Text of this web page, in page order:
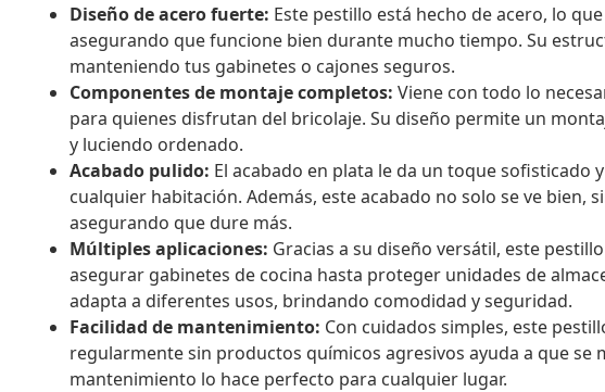
Diseño de acero fuerte: Este pestillo está hecho de acero, lo
asegurando que funcione bien durante mucho tiempo. Su
manteniendo tus gabinetes o cajones seguros.
Componentes de montaje completos: Viene con todo lo
para quienes disfrutan del bricolaje. Su diseño permite un
y luciendo ordenado.
Acabado pulido: El acabado en plata le da un toque sofisticado
cualquier habitación. Además, este acabado no solo se ve bien,
asegurando que dure más.
Múltiples aplicaciones: Gracias a su diseño versátil, este
asegurar gabinetes de cocina hasta proteger unidades de
adapta a diferentes usos, brindando comodidad y seguridad.
Facilidad de mantenimiento: Con cuidados simples, este
regularmente sin productos químicos agresivos ayuda a que se
mantenimiento lo hace perfecto para cualquier lugar.